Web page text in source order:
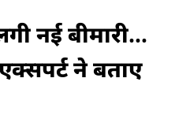
नई बीमारी…
ने बताए